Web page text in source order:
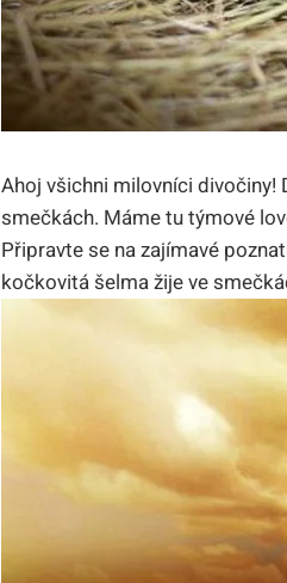
Ahoj všichni milovníci
smečkách. Máme tu týmové
Připravte se na zajímavé
kočkovitá šelma žije ve